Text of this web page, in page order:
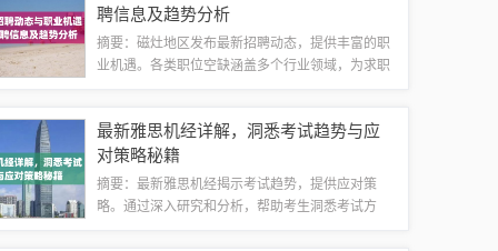
聘信息及趋势分析
摘要：磁灶地区发布最新招聘动态，提供丰富的职
业机遇。各类职位空缺涵盖多个行业领域，为求职
会。求职者可通过关注官方招聘网站、社交媒...
最新雅思机经详解，洞悉考试趋势与应
对策略秘籍
摘要：最新雅思机经揭示考试趋势，提供应对策
略。通过深入研究和分析，帮助考生洞悉考试方